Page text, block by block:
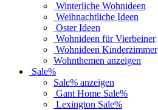
Winterliche Wohnideen
Weihnachtliche Ideen
Oster Ideen
Wohnideen für Vierbeiner
Wohnideen Kinderzimmer
Wohnthemen anzeigen
Sale%
Sale% anzeigen
Gant Home Sale%
Lexington Sale%